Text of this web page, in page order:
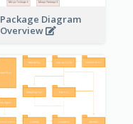
Package Diagram
Overview